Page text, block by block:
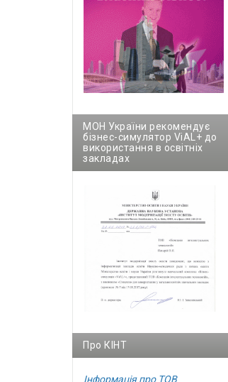
МОН України рекомендує
бізнес-симулятор ViAL+ до
використання в освітніх
закладах
Про КІНТ
Інформація про ТОВ